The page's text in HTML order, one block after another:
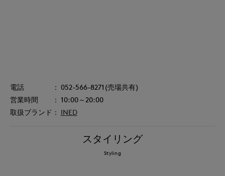
052-566-8271(売場共有)
10:00～20:00
INED
スタイリング
Styling